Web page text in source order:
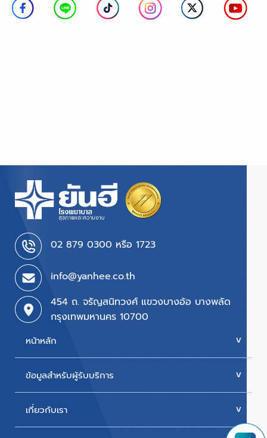
02 879 0300 หรือ 1723
info@yanhee.co.th
454 ถ. จรัญสนิทวงศ์ แขวงบางอ้อ บางพลัด
กรุงเทพมหานคร 10700
หน้าหลัก
บริการของเรา
ข้อมูลสำหรับผู้รับบริการ
นัดหมายแพทย์
เกี่ยวกับเรา